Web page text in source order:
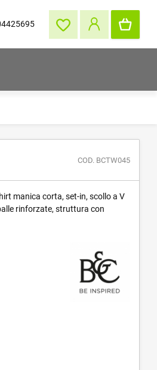
COD. BCTW045
manica corta, set-in, scollo a V
rinforzate, struttura con